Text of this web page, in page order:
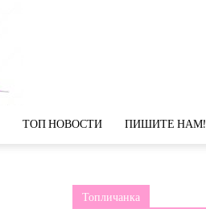
ТОП НОВОСТИ ПИШИТЕ НАМ!
Топличанка